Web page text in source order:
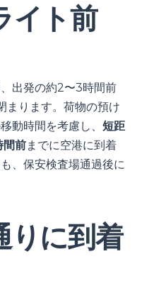
イト前
出発の約2〜3時間前
まります。荷物の預け
動時間を考慮し、 短距
間前までに空港に到着
、保安検査場通過後に
りに到着